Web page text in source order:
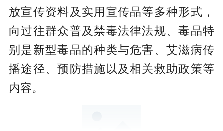
放宣传资料及实用宣传品等多种形式，
向过往群众普及禁毒法律法规、毒品特
别是新型毒品的种类与危害、艾滋病传
播途径、预防措施以及相关救助政策等
内容。